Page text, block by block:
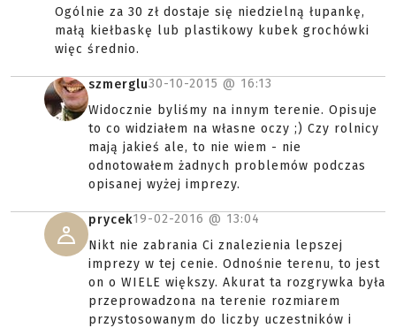
Ogólnie za 30 zł dostaje się niedzielną łupankę,
małą kiełbaskę lub plastikowy kubek grochówki
więc średnio.
szmerglu30-10-2015 @ 16:13
Widocznie byliśmy na innym terenie. Opisuje
to co widziałem na własne oczy ;) Czy rolnicy
mają jakieś ale, to nie wiem - nie
odnotowałem żadnych problemów podczas
opisanej wyżej imprezy.
prycek19-02-2016 @ 13:04
Nikt nie zabrania Ci znalezienia lepszej
imprezy w tej cenie. Odnośnie terenu, to jest
on o WIELE większy. Akurat ta rozgrywka była
przeprowadzona na terenie rozmiarem
przystosowanym do liczby uczestników i